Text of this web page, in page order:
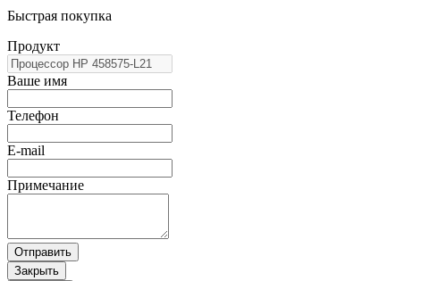
Быстрая покупка
Продукт
Ваше имя
Телефон
E-mail
Примечание
Отправить
Закрыть